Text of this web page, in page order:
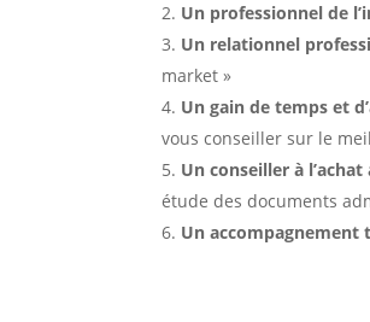
Un professionnel de
Un relationnel
market »
Un gain de temps et
vous conseiller sur le
Un conseiller à
étude des documents
Un accompagnement